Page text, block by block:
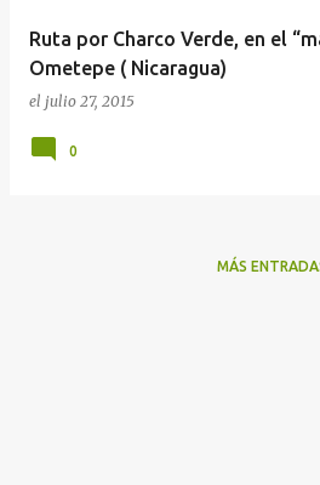
Ruta por Charco Verde, en el
Ometepe ( Nicaragua)
el julio 27, 2015
0
MÁS